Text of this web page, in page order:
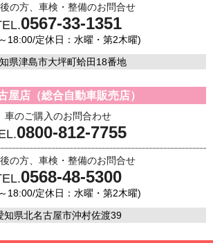
の方、車検・整備のお問合せ
0567-33-1351
18:00/定休日：水曜・第2木曜)
県津島市大坪町蛤田18番地
屋店（総合自動車販売店）
車のご購入のお問合わせ
0800-812-7755
の方、車検・整備のお問合せ
0568-48-5300
18:00/定休日：水曜・第2木曜)
知県北名古屋市沖村佐渡39